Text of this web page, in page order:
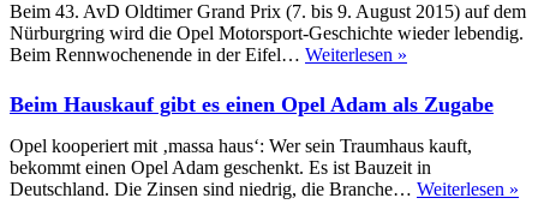
Beim 43. AvD Oldtimer Grand Prix (7. bis 9. August 2015) auf dem
Nürburgring wird die Opel Motorsport-Geschichte wieder lebendig.
Beim Rennwochenende in der Eifel… Weiterlesen »
seine
Geschichte
beim
AvD-
Oldtimer
Gran
Beim Hauskauf gibt es einen Opel Adam als Zugabe
Opel kooperiert mit ‚massa haus‘: Wer sein Traumhaus kauft,
bekommt einen Opel Adam geschenkt. Es ist Bauzeit in
Deutschland. Die Zinsen sind niedrig, die Branche… Weiterlesen »